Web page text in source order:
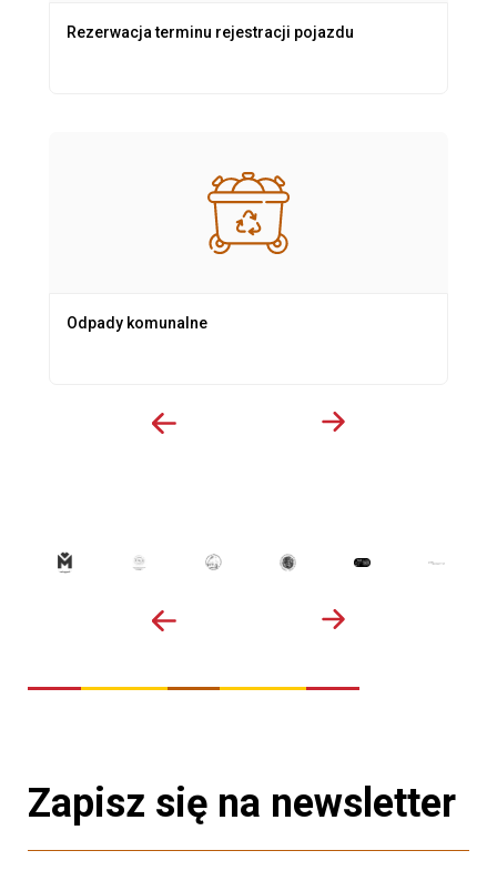
Rezerwacja terminu rejestracji pojazdu
Odpady komunalne
Zapisz się na newsletter